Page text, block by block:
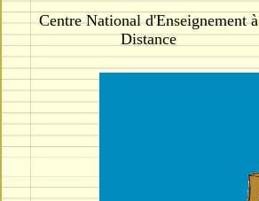
Centre National d'Enseignement à
Distance